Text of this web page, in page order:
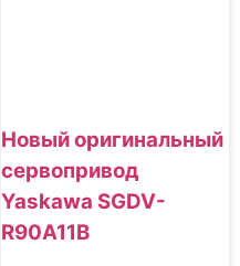
Новый оригинальный
сервопривод
Yaskawa SGDV-
R90A11B